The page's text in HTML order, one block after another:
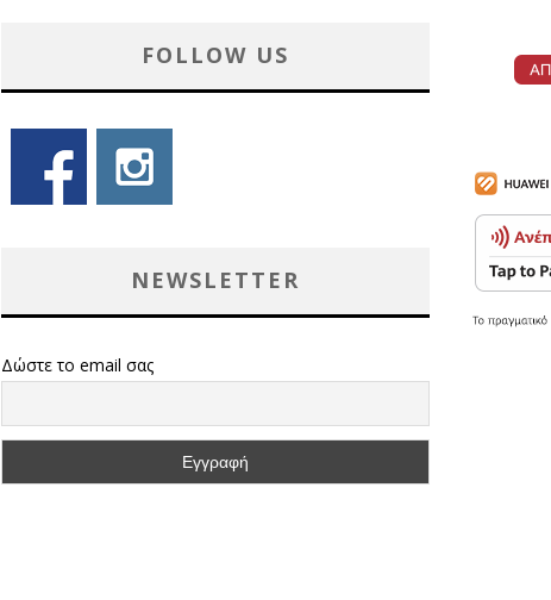
FOLLOW US
NEWSLETTER
Δώστε το email σας